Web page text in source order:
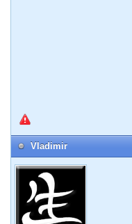
Vladimir